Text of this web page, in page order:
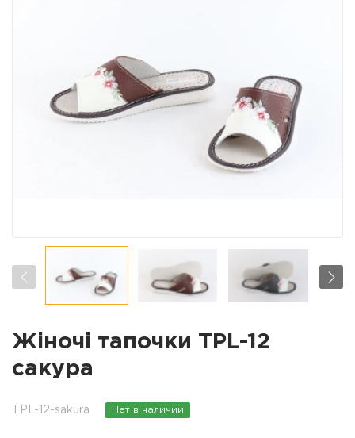
Жіночі тапочки TPL-12
сакура
TPL-12-sakura Нет в наличии